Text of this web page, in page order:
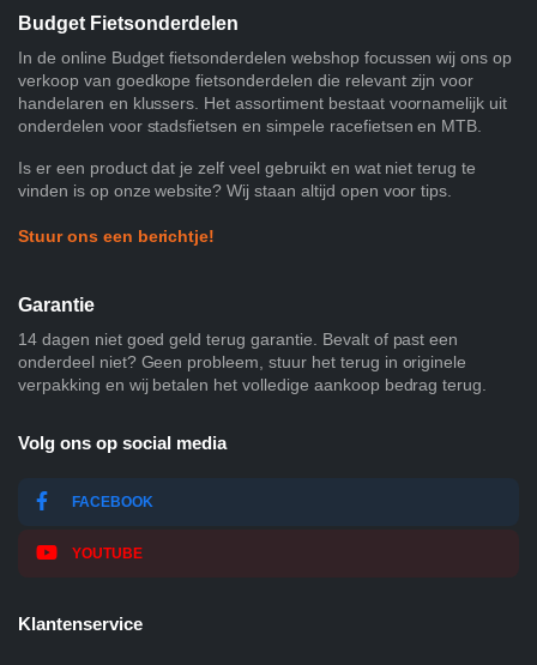
Budget Fietsonderdelen
In de online Budget fietsonderdelen webshop focussen wij ons op
verkoop van goedkope fietsonderdelen die relevant zijn voor
handelaren en klussers. Het assortiment bestaat voornamelijk uit
onderdelen voor stadsfietsen en simpele racefietsen en MTB.
Is er een product dat je zelf veel gebruikt en wat niet terug te
vinden is op onze website? Wij staan altijd open voor tips.
Stuur ons een berichtje!
Garantie
14 dagen niet goed geld terug garantie. Bevalt of past een
onderdeel niet? Geen probleem, stuur het terug in originele
verpakking en wij betalen het volledige aankoop bedrag terug.
Volg ons op social media
FACEBOOK
YOUTUBE
Klantenservice